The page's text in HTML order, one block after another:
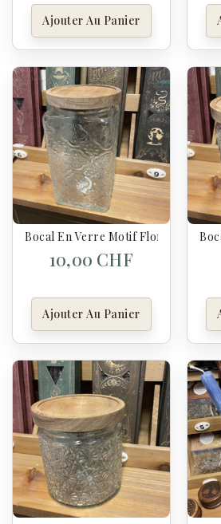
Ajouter Au Panier
Bocal En Verre Motif Floral 1000 Ml
10,00 CHF
Ajouter Au Panier